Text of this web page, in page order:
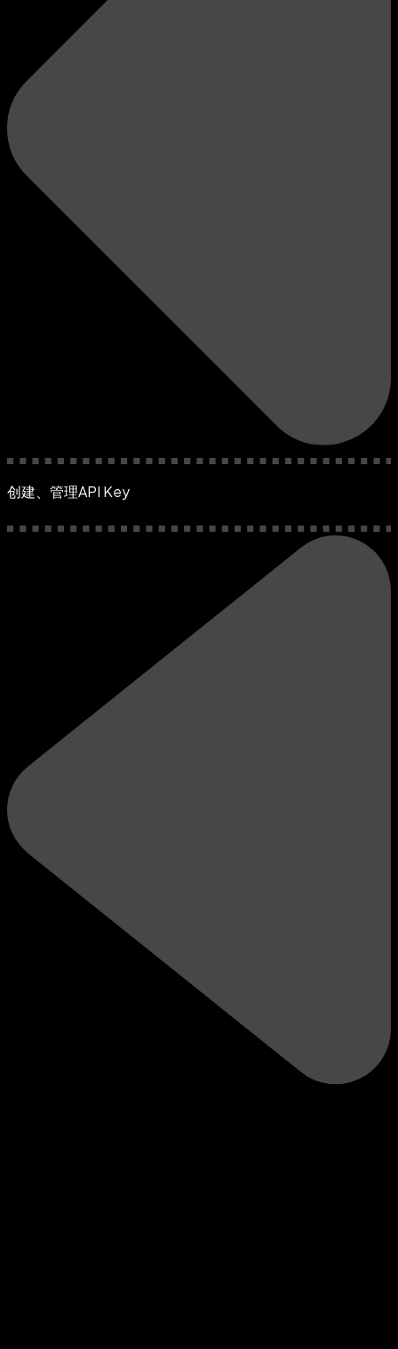
创建、管理API Key